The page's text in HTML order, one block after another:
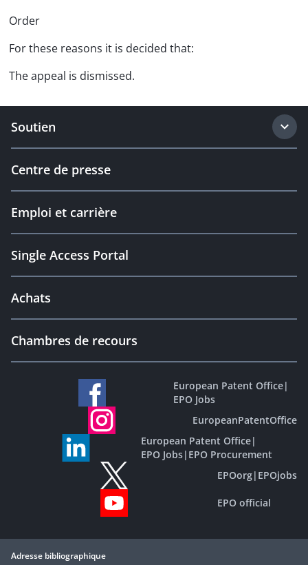
Order
For these reasons it is decided that:
The appeal is dismissed.
Soutien
Centre de presse
Emploi et carrière
Single Access Portal
Achats
Chambres de recours
European Patent Office|
EPO Jobs
EuropeanPatentOffice
European Patent Office|
EPO Jobs| EPO Procurement
EPOorg| EPOjobs
EPO official
Adresse bibliographique